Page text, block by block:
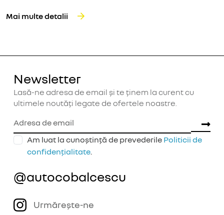
Mai multe detalii
Newsletter
Lasă-ne adresa de email și te ținem la curent cu
ultimele noutăți legate de ofertele noastre.
Am luat la cunoștință de prevederile Politicii de
confidențialitate.
@autocobalcescu
Urmărește-ne